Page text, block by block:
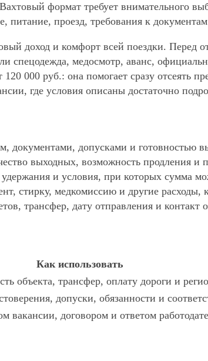
формат требует внимательного
проезд, требования к
доход и комфорт всей поездки. Перед
спецодежда, медосмотр, аванс,
000 руб.: она помогает сразу отсеять
где условия описаны достаточно
документами, допусками и готовностью
выходных, возможность продления и
и условия, при которых сумма
стирку, медкомиссию и другие расходы,
трансфер, дату отправления и контакт
Как использовать
объекта, трансфер, оплату дороги и
допуски, обязанности и
вакансии, договором и ответом